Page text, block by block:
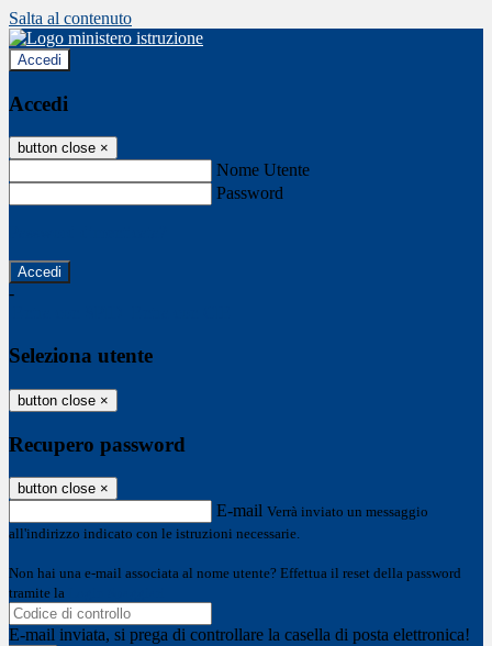
Salta al contenuto
Accedi
Accedi
button close ×
Nome Utente
Password
-
Seleziona utente
button close ×
Recupero password
button close ×
E-mail Verrà inviato un messaggio
all'indirizzo indicato con le istruzioni necessarie.
Non hai una e-mail associata al nome utente? Effettua il reset della password
tramite la
E-mail inviata, si prega di controllare la casella di posta elettronica!